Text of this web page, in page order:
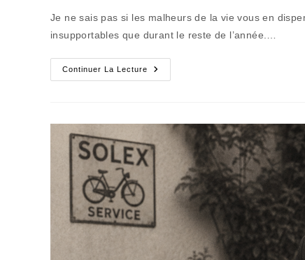
publication :
Je ne sais pas si les malheurs de la vie vous en
insupportables que durant le reste de l’année.…
Continuer La Lecture
La
Parenthèse
Serein